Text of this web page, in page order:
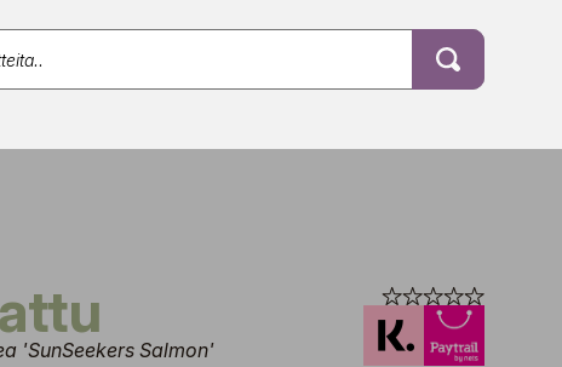
'SunSeekers Salmon'